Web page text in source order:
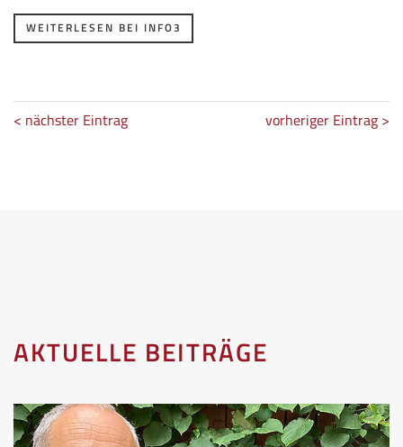
WEITERLESEN BEI INFO3
< nächster Eintrag vorheriger Eintrag >
AKTUELLE BEITRÄGE